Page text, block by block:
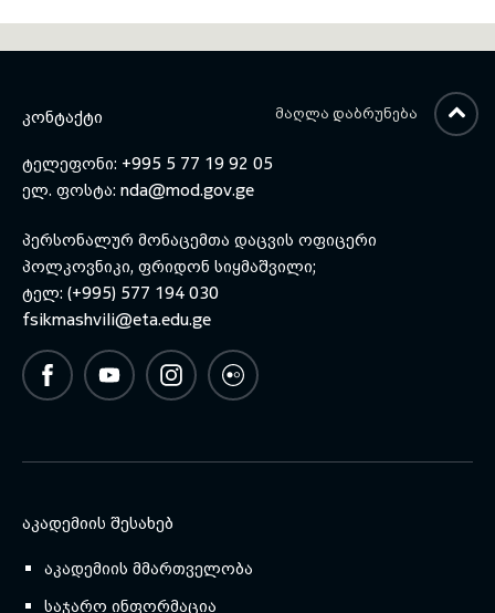
ᲙᲝᲜᲢᲐᲥᲢᲘ
ტელეფონი: +995 5 77 19 92 05
ელ. ფოსტა: nda@mod.gov.ge
პერსონალურ მონაცემთა დაცვის ოფიცერი
პოლკოვნიკი, ფრიდონ სიყმაშვილი;
ტელ: (+995) 577 194 030
fsikmashvili@eta.edu.ge
ᲐᲙᲐᲓᲔᲛᲘᲘᲡ ᲨᲔᲡᲐᲮᲔᲑ
აკადემიის მმართველობა
საჯარო ინფორმაცია
ᲛᲐᲦᲚᲐ ᲓᲐᲑᲠᲣᲜᲔᲑᲐ